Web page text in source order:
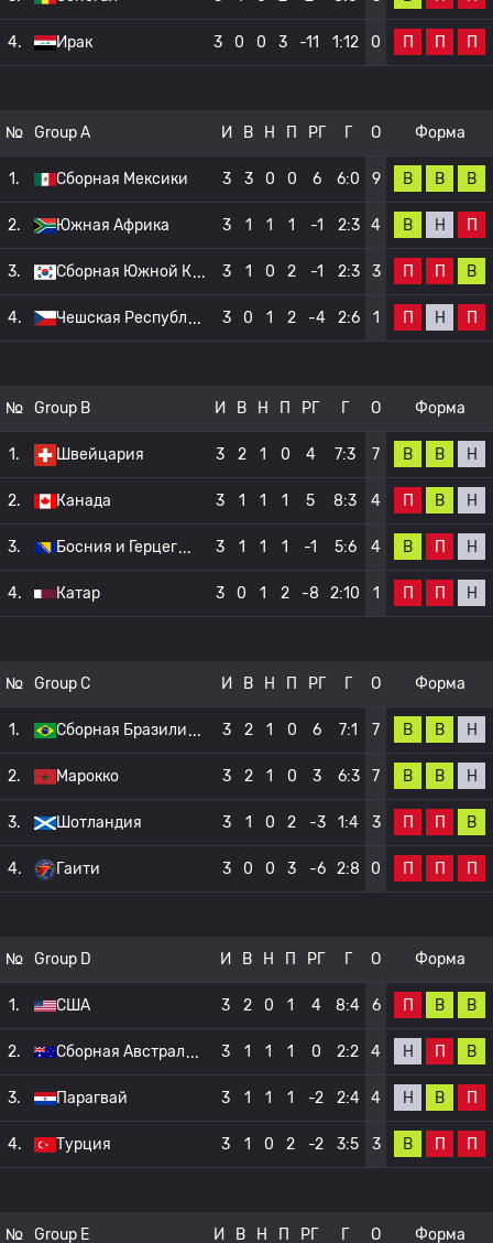
4. Ирак 3 0 0 3 -11 1:12 0 П П П
№ Group A И В Н П РГ Г О Форма
1. Сборная Мексики 3 3 0 0 6 6:0 9 В В В
2. Южная Африка 3 1 1 1 -1 2:3 4 В Н П
3. Сборная Южной К 3 1 0 2 -1 2:3 3 П П В
4. Чешская Республ 3 0 1 2 -4 2:6 1 П Н П
№ Group B И В Н П РГ Г О Форма
1. Швейцария 3 2 1 0 4 7:3 7 В В Н
2. Канада 3 1 1 1 5 8:3 4 П В Н
3. Босния и Герцег 3 1 1 1 -1 5:6 4 В П Н
4. Катар 3 0 1 2 -8 2:10 1 П П Н
№ Group C И В Н П РГ Г О Форма
1. Сборная Бразили 3 2 1 0 6 7:1 7 В В Н
2. Марокко 3 2 1 0 3 6:3 7 В В Н
3. Шотландия 3 1 0 2 -3 1:4 3 П П В
4. Гаити 3 0 0 3 -6 2:8 0 П П П
№ Group D И В Н П РГ Г О Форма
1. США 3 2 0 1 4 8:4 6 П В В
2. Сборная Австрал 3 1 1 1 0 2:2 4 Н П В
3. Парагвай 3 1 1 1 -2 2:4 4 Н В П
4. Турция 3 1 0 2 -2 3:5 3 В П П
№ Group E И В Н П РГ Г О Форма